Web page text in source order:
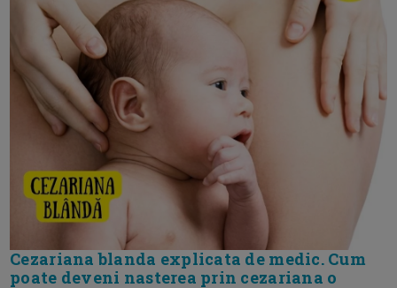
Cezariana blanda explicata de medic. Cum
poate deveni nasterea prin cezariana o